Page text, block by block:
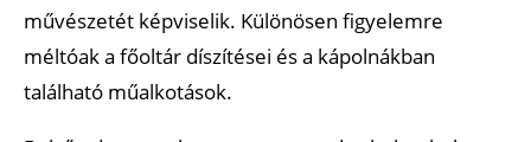
művészetét képviselik. Különösen figyelemre
méltóak a főoltár díszítései és a kápolnákban
található műalkotások.